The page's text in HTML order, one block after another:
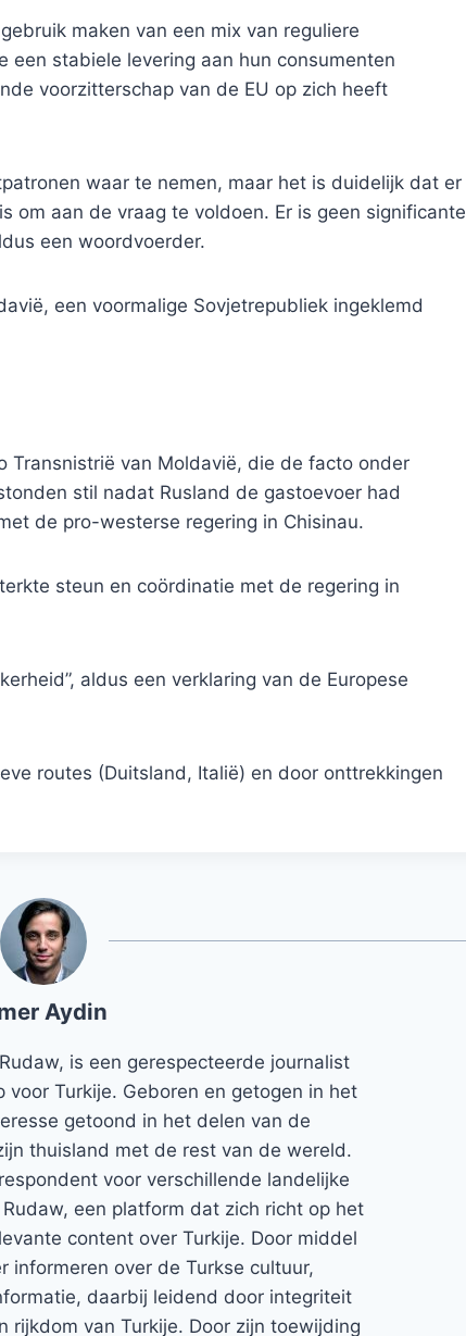
maken van een mix van reguliere
stabiele levering aan hun consumenten
voorzitterschap van de EU op zich heeft
waar te nemen, maar het is duidelijk dat er
om aan de vraag te voldoen. Er is geen significante
een woordvoerder.
een voormalige Sovjetrepubliek ingeklemd
Transnistrië van Moldavië, die de facto onder
stil nadat Rusland de gastoevoer had
de pro-westerse regering in Chisinau.
steun en coördinatie met de regering in
aldus een verklaring van de Europese
routes (Duitsland, Italië) en door onttrekkingen
Aydin
is een gerespecteerde journalist
Turkije. Geboren en getogen in het
getoond in het delen van de
thuisland met de rest van de wereld.
voor verschillende landelijke
een platform dat zich richt op het
content over Turkije. Door middel
informeren over de Turkse cultuur,
daarbij leidend door integriteit
rijkdom van Turkije. Door zijn toewijding